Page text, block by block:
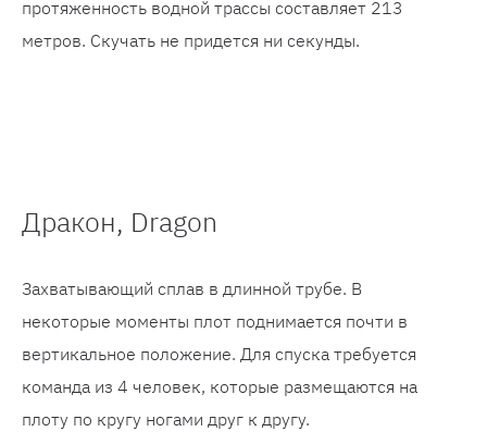
протяженность водной трассы составляет 213
метров. Скучать не придется ни секунды.
Дракон, Dragon
Захватывающий сплав в длинной трубе. В
некоторые моменты плот поднимается почти в
вертикальное положение. Для спуска требуется
команда из 4 человек, которые размещаются на
плоту по кругу ногами друг к другу.